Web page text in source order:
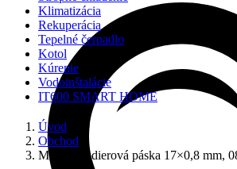
Klimatizácia
Rekuperácia
Tepelné čerpadlo
Kotol
Kúrenie
Vodoinštalácie
IT600 SMART HOME
Úvod
Obchod
Montážna dierová páska 17×0,8 mm,